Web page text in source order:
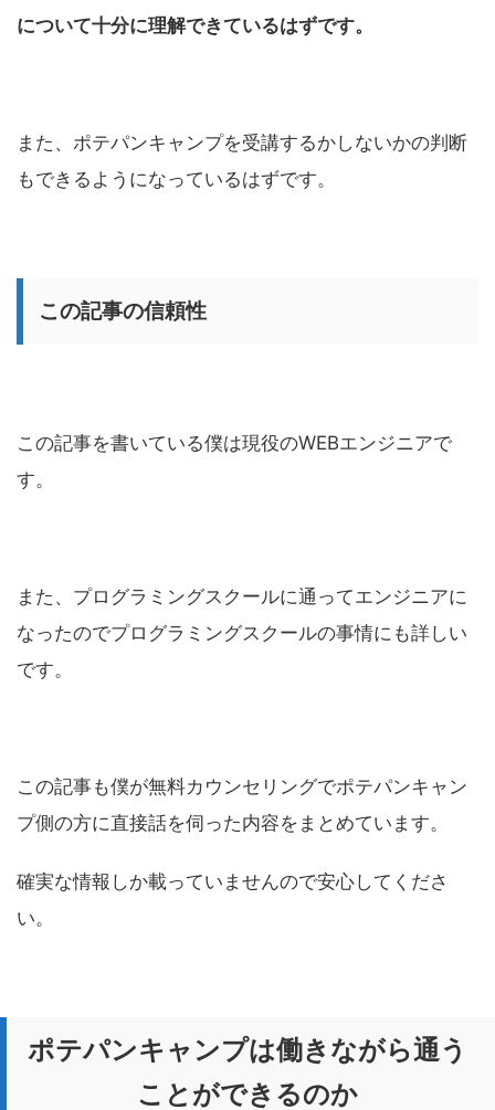
について十分に理解できているはずです。
また、ポテパンキャンプを受講するかしないかの判断
もできるようになっているはずです。
この記事の信頼性
この記事を書いている僕は現役のWEBエンジニアで
す。
また、プログラミングスクールに通ってエンジニアに
なったのでプログラミングスクールの事情にも詳しい
です。
この記事も僕が無料カウンセリングでポテパンキャン
プ側の方に直接話を伺った内容をまとめています。
確実な情報しか載っていませんので安心してくださ
い。
ポテパンキャンプは働きながら通う
ことができるのか